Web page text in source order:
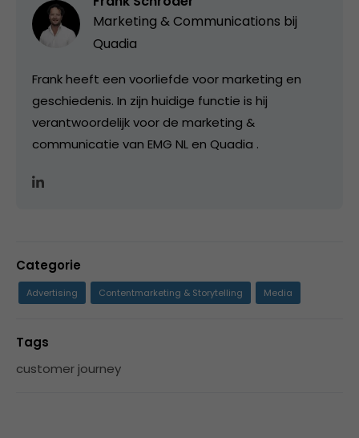
Marketing & Communications bij
Quadia
Frank heeft een voorliefde voor marketing en
geschiedenis. In zijn huidige functie is hij
verantwoordelijk voor de marketing &
communicatie van EMG NL en Quadia .
Categorie
Advertising Contentmarketing & Storytelling Media
Tags
customer journey